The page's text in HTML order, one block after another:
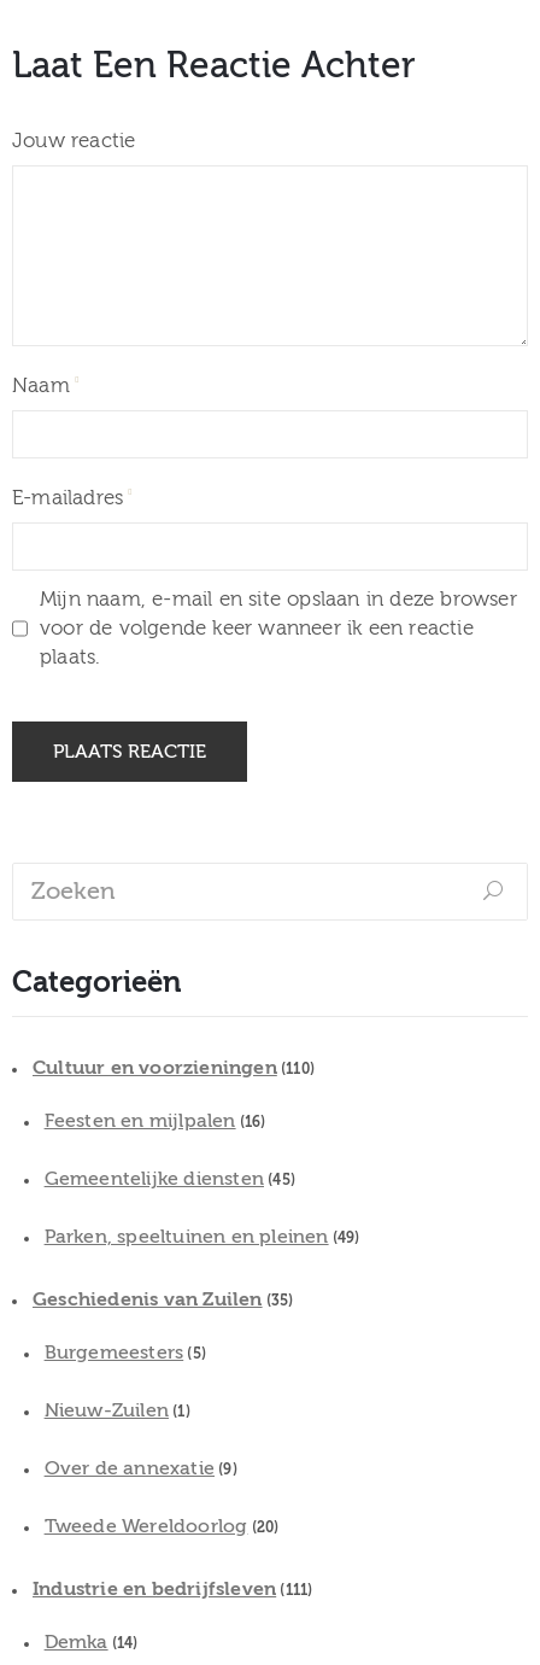
Laat Een Reactie Achter
Jouw reactie
Naam
E-mailadres
Mijn naam, e-mail en site opslaan in deze browser
voor de volgende keer wanneer ik een reactie
plaats.
Categorieën
Cultuur en voorzieningen(110)
Feesten en mijlpalen (16)
Gemeentelijke diensten (45)
Parken, speeltuinen en pleinen (49)
Geschiedenis van Zuilen (35)
Burgemeesters (5)
Nieuw-Zuilen (1)
Over de annexatie (9)
Tweede Wereldoorlog (20)
Industrie en bedrijfsleven (111)
Demka (14)